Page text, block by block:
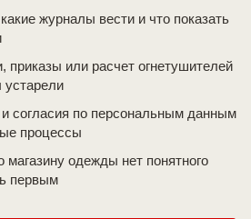
журналы вести и что показать
приказы или расчет огнетушителей
устарели
согласия по персональным данным
процессы
магазину одежды нет понятного
первым